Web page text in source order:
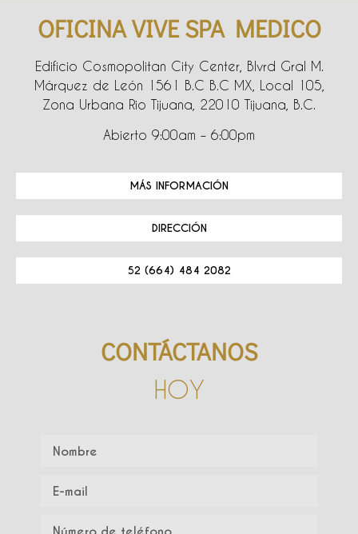
OFICINA VIVE SPA MEDICO
Edificio Cosmopolitan City Center, Blvrd Gral M.
Márquez de León 1561 B.C B.C MX, Local 105,
Zona Urbana Rio Tijuana, 22010 Tijuana, B.C.
Abierto 9:00am – 6:00pm
MÁS INFORMACIÓN
DIRECCIÓN
52 (664) 484 2082
CONTÁCTANOS
HOY